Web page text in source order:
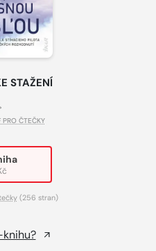
STAŽENÍ
PRO ČTEČKY
(256 stran)